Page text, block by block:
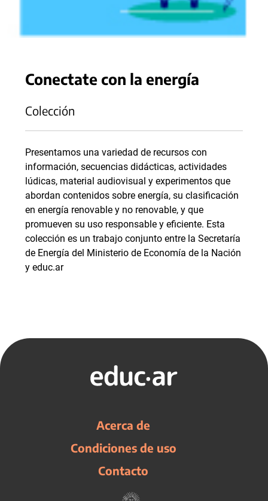
Conectate con la energía
Colección
Presentamos una variedad de recursos con
información, secuencias didácticas, actividades
lúdicas, material audiovisual y experimentos que
abordan contenidos sobre energía, su clasificación
en energía renovable y no renovable, y que
promueven su uso responsable y eficiente. Esta
colección es un trabajo conjunto entre la Secretaría
de Energía del Ministerio de Economía de la Nación
y educ.ar
Acerca de
Condiciones de uso
Contacto